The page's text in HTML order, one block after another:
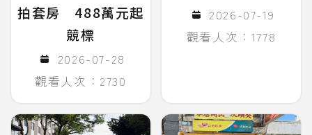
拍套房 488萬元起
競標
2026-07-28
觀看人次：2730
2026-07-19
觀看人次：1778